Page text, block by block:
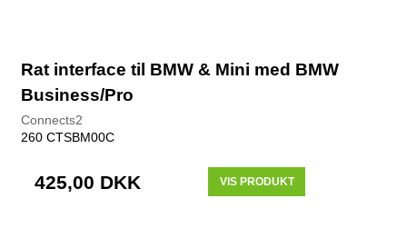
Rat interface til BMW & Mini med BMW
Business/Pro
Connects2
260 CTSBM00C
425,00 DKK VIS PRODUKT